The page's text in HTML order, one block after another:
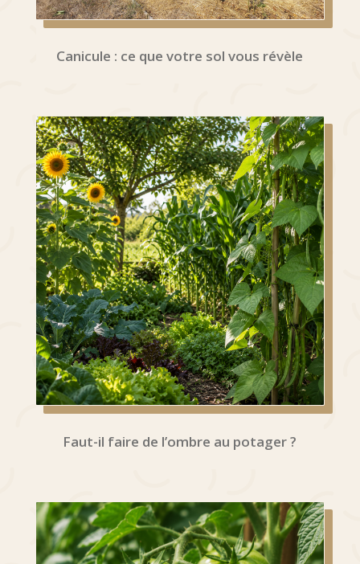
Canicule : ce que votre sol vous révèle
Faut-il faire de l’ombre au potager ?